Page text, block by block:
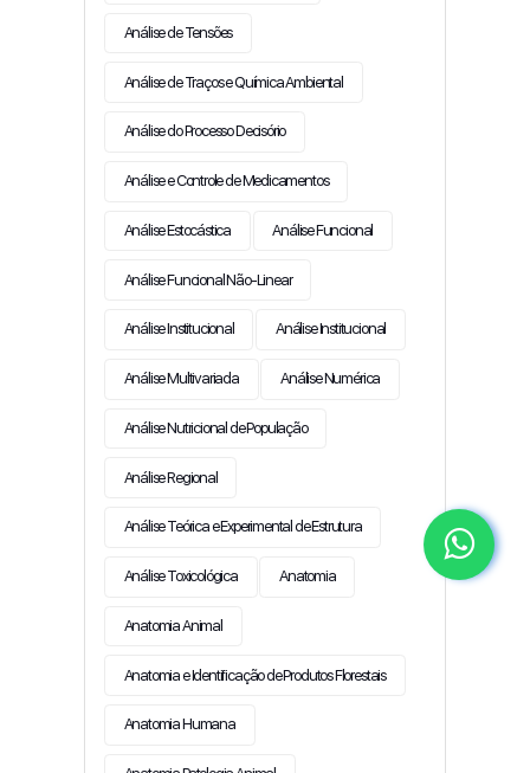
Análise de Tensões
Análise de Traços e Química Ambiental
Análise do Processo Decisório
Análise e Controle de Medicamentos
Análise Estocástica Análise Funcional
Análise Funcional Não-Linear
Análise Institucional Análise Institucional
Análise Multivariada Análise Numérica
Análise Nutricional de População
Análise Regional
Análise Teórica e Experimental de Estrutura
Análise Toxicológica Anatomia
Anatomia Animal
Anatomia e Identificação de Produtos Florestais
Anatomia Humana